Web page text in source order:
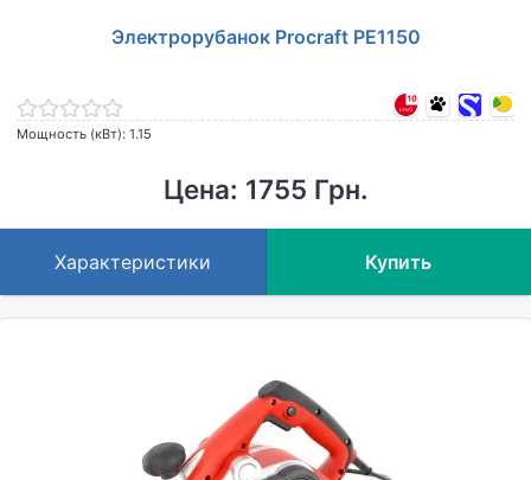
Электрорубанок Procraft PE1150
Мощность (кВт): 1.15
Цена: 1755 Грн.
Характеристики Купить